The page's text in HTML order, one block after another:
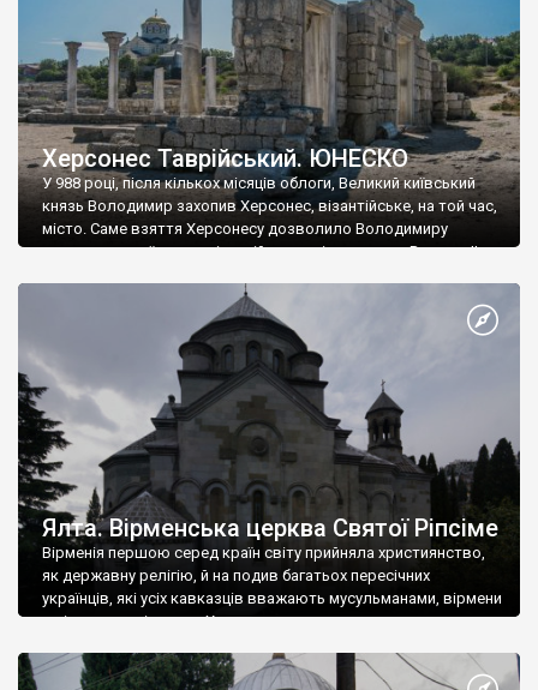
Херсонес Таврійський. ЮНЕСКО
У 988 році, після кількох місяців облоги, Великий київський
князь Володимир захопив Херсонес, візантійське, на той час,
місто. Саме взяття Херсонесу дозволило Володимиру
диктувати свої умови візантійському імператору Василю ІІ, та
Херсонесі Володимир-язичник, став Василем-християнином.
А потім було Хрещення Русі. На честь Херсонесу Таврійського
Ялта. Вірменська церква Святої Ріпсіме
Вірменія першою серед країн світу прийняла християнство,
як державну релігію, й на подив багатьох пересічних
українців, які усіх кавказців вважають мусульманами, вірмени
є відданими вірянами Христа